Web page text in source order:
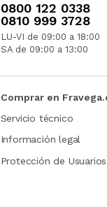
0800 122 0338
0810 999 3728
LU-VI de 09:00 a 18:00
SA de 09:00 a 13:00
Comprar en
Servicio técnico
Información legal
Protección de